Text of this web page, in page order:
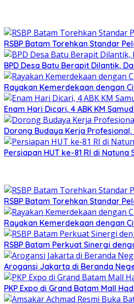
RSBP Batam Torehkan Standar
BPD Desa Batu Berapit Dilantik,
Rayakan Kemerdekaan dengan
Enam Hari Dicari, 4 ABK KM
Dorong Budaya Kerja
Persiapan HUT ke-81 RI di
RSBP Batam Torehkan Standar
Rayakan Kemerdekaan dengan
RSBP Batam Perkuat Sinergi
Arogansi Jakarta di Beranda
PKP Expo di Grand Batam Mall